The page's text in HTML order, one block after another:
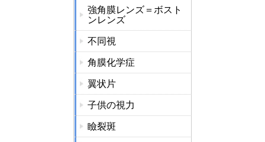
強角膜レンズ＝ボスト
ンレンズ
不同視
角膜化学症
翼状片
子供の視力
瞼裂斑